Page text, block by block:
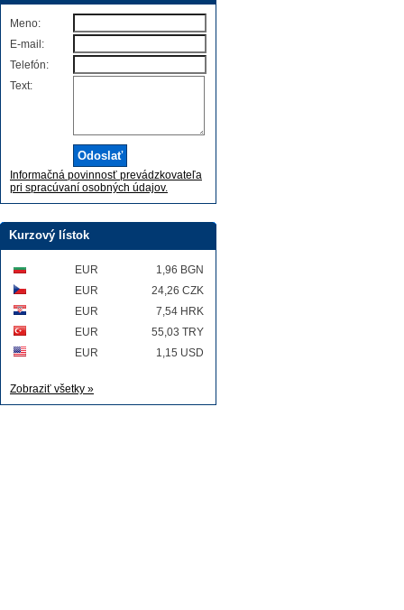
Meno:
E-mail:
Telefón:
Text:
Informačná povinnosť prevádzkovateľa
pri spracúvaní osobných údajov.
Kurzový lístok
EUR
1,96 BGN
EUR
24,26 CZK
EUR
7,54 HRK
EUR
55,03 TRY
EUR
1,15 USD
Zobraziť všetky »